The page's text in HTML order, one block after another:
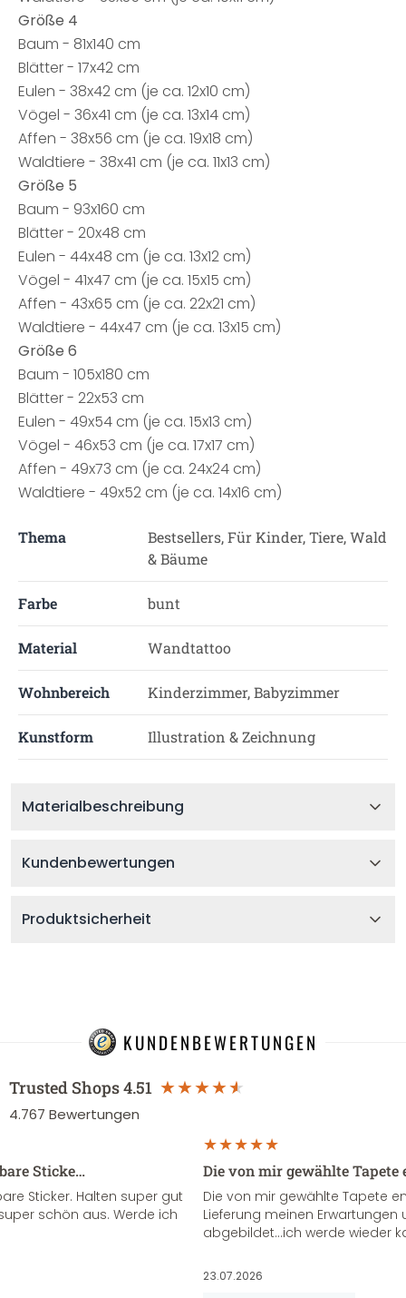
Größe 4
Baum - 81x140 cm
Blätter - 17x42 cm
Eulen - 38x42 cm (je ca. 12x10 cm)
Vögel - 36x41 cm (je ca. 13x14 cm)
Affen - 38x56 cm (je ca. 19x18 cm)
Waldtiere - 38x41 cm (je ca. 11x13 cm)
Größe 5
Baum - 93x160 cm
Blätter - 20x48 cm
Eulen - 44x48 cm (je ca. 13x12 cm)
Vögel - 41x47 cm (je ca. 15x15 cm)
Affen - 43x65 cm (je ca. 22x21 cm)
Waldtiere - 44x47 cm (je ca. 13x15 cm)
Größe 6
Baum - 105x180 cm
Blätter - 22x53 cm
Eulen - 49x54 cm (je ca. 15x13 cm)
Vögel - 46x53 cm (je ca. 17x17 cm)
Affen - 49x73 cm (je ca. 24x24 cm)
Waldtiere - 49x52 cm (je ca. 14x16 cm)
Thema
Bestsellers, Für Kinder, Tiere, Wald
& Bäume
Farbe bunt
Material Wandtattoo
Wohnbereich Kinderzimmer, Babyzimmer
Kunstform Illustration & Zeichnung
Materialbeschreibung
Kundenbewertungen
Produktsicherheit
KUNDENBEWERTUNGEN
Trusted Shops4.51
4.767 Bewertungen
Sticke…
Sticker. Halten super gut
schön aus. Werde ich
Die von mir gewählte
Die von mir gewählte Tapete
Lieferung meinen Erwartungen
abgebildet...ich werde wieder
23.07.2026